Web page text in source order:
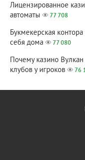
Лицензированное
автоматы
77 708
Букмекерская
себя дома
77 080
Почему казино
клубов у игроков
76